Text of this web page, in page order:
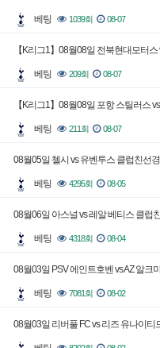
베팅 1039회 08-07
【K리그1】08월08일 전북현대모터
베팅 209회 08-07
【K리그1】08월08일 포항 스틸러스
베팅 211회 08-07
08월05일 첼시 vs 유벤투스 클럽친선
베팅 4295회 08-05
08월06일 아스널 vs 레알 베티스 클럽
베팅 4318회 08-04
08월03일 PSV 에인트호벤 vs AZ 알크
베팅 7081회 08-02
08월03일 리버풀 FC vs 리즈 유나이